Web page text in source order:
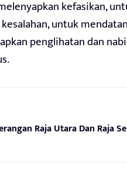
kefasikan,
untuk
penglihatan dan
Raja Utara Dan Raja